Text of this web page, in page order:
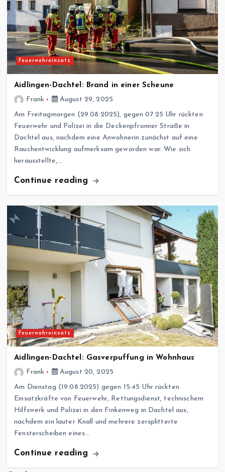
Feuerwehreinsatz
Aidlingen-Dachtel: Brand in einer Scheune
Frank
August 29, 2025
Am Freitagmorgen (29.08.2025), gegen 07.25 Uhr rückten
Feuerwehr und Polizei in die Deckenpfronner Straße in
Dachtel aus, nachdem eine Anwohnerin zunächst auf eine
Rauchentwicklung aufmerksam geworden war. Wie sich
herausstellte,…
Continue reading
Feuerwehreinsatz
Aidlingen-Dachtel: Gasverpuffung in Wohnhaus
Frank
August 20, 2025
Am Dienstag (19.08.2025) gegen 15:45 Uhr rückten
Einsatzkräfte von Feuerwehr, Rettungsdienst, technischem
Hilfswerk und Polizei in den Finkenweg in Dachtel aus,
nachdem ein lauter Knall und mehrere zersplitterte
Fensterscheiben eines…
Continue reading